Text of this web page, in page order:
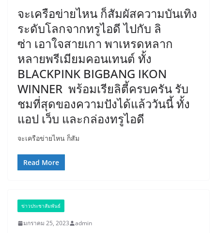
จะเครือข่ายไหน ก็สัมผัสความบันเทิง
ระดับโลกจากทรูไอดี ไปกับ ลิ
ซ่า เอาใจสายเกา พาเหรดหลาก
หลายพรีเมียมคอนเทนต์ ทั้ง
BLACKPINK BIGBANG IKON
WINNER พร้อมเรียลิตี้ครบครัน รับ
ชมที่สุดของความปังได้แล้ววันนี้ ทั้ง
แอป เว็บ และกล่องทรูไอดี
จะเครือข่ายไหน ก็สัม
Read More
ข่าวประชาสัมพันธ์
มกราคม 25, 2023 admin